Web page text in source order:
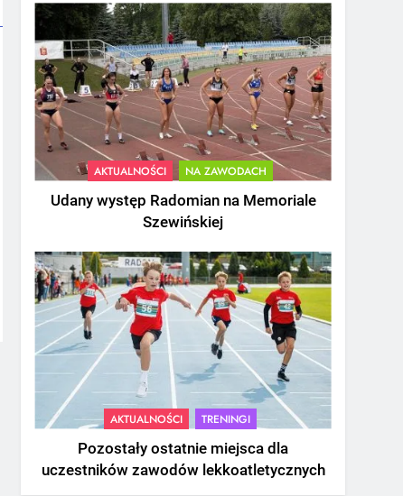
AKTUALNOŚCI NA ZAWODACH
Udany występ Radomian na Memoriale
Szewińskiej
AKTUALNOŚCI TRENINGI
Pozostały ostatnie miejsca dla
uczestników zawodów lekkoatletycznych